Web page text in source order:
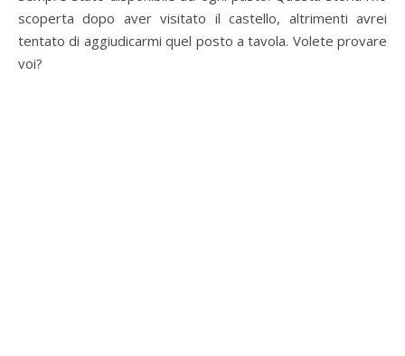
scoperta dopo aver visitato il castello, altrimenti avrei
tentato di aggiudicarmi quel posto a tavola. Volete provare
voi?